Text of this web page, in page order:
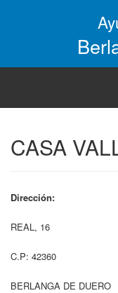
CASA
Dirección:
REAL, 16
C.P: 42360
BERLANGA DE DUERO